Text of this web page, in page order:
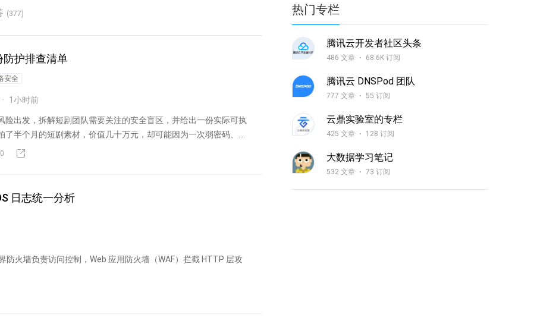
(377)
护排查清单
安全
1 小时前
险出发，拆解短剧团队需要关注的安全盲区，并给出一份实际可执
了半个月的短剧素材，价值几十万元，却可能因为一次弱密码、一
0
日志统一分析
火墙负责访问控制，Web 应用防火墙（WAF）拦截 HTTP 层攻
热门专栏
腾讯云开发者社区头条
486 文章 68.6K 订阅
腾讯云 DNSPod 团队
777 文章 55 订阅
云鼎实验室的专栏
425 文章 128 订阅
大数据学习笔记
532 文章 73 订阅